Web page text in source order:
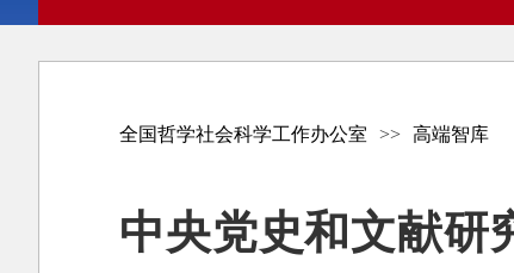
全国哲学社会科学工作办公室 >> 高端智库
中央党史和文献研